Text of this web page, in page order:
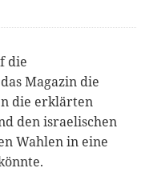
die
Magazin die
die erklärten
den israelischen
Wahlen in eine